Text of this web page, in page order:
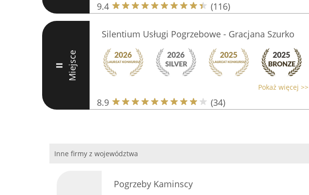
9.4 (116)
II Miejsce
Silentium Usługi Pogrzebowe - Gracjana Szurko
Pokaż więcej >>
8.9 (34)
Inne firmy z województwa
Pogrzeby Kaminscy